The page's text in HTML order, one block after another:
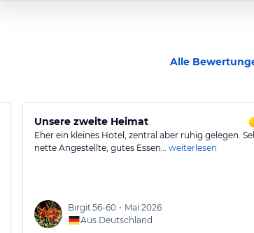
Alle
Unsere zweite Heimat
Eher ein kleines Hotel, zentral aber ruhig gelegen.
nette Angestellte, gutes Essen… weiterlesen
Birgit56-60 • Mai 2026
Aus Deutschland